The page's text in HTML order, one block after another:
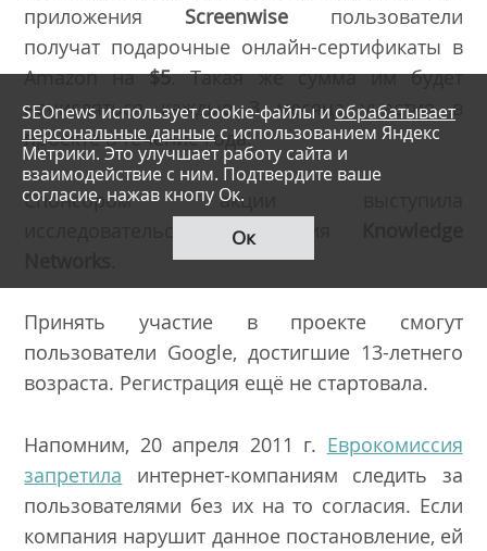
приложения Screenwise пользователи
получат подарочные онлайн-сертификаты в
Amazon на$5. Такая же сумма им будет
начисляться каждые 3 месяца участия в
проекте в течение года.
Спонсором акции выступила
исследовательская компания
Принять участие в проекте смогут
пользователи Google, достигшие 13-летнего
возраста. Регистрация ещё не стартовала.
Напомним, 20 апреля 2011 г. Еврокомиссия
запретила интернет-компаниям следить за
пользователями без их на то согласия. Если
компания нарушит данное постановление, ей
SEOnews использует cookie-файлы и обрабатывает
персональные данныес использованием Яндекс
Метрики. Это улучшает работу сайта и
взаимодействие с ним. Подтвердите ваше
согласие, нажав кнопу Ок.
Ок